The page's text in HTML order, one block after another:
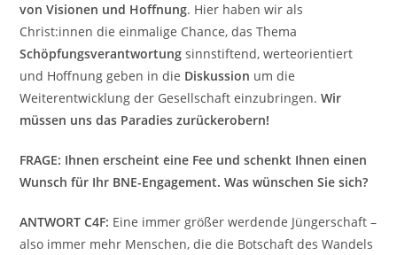
von Visionen und Hoffnung. Hier haben wir als
Christ:innen die einmalige Chance, das Thema
Schöpfungsverantwortung sinnstiftend, werteorientiert
und Hoffnung geben in die Diskussion um die
Weiterentwicklung der Gesellschaft einzubringen.Wir
müssen uns das Paradies zurückerobern!
FRAGE: Ihnen erscheint eine Fee und schenkt Ihnen einen
Wunsch für Ihr BNE-Engagement. Was wünschen Sie sich?
ANTWORT C4F: Eine immer größer werdende Jüngerschaft –
also immer mehr Menschen, die die Botschaft des Wandels